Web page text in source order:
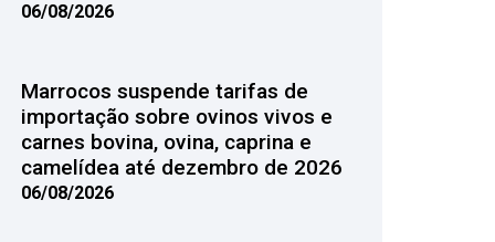
06/08/2026
Marrocos suspende tarifas de
importação sobre ovinos vivos e
carnes bovina, ovina, caprina e
camelídea até dezembro de 2026
06/08/2026